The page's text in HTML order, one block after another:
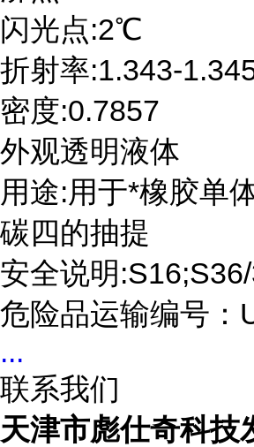
闪光点:2℃
折射率:1.343-
密度:0.7857
外观透明液体
用途:用于*橡胶单
碳四的抽提
安全说明
危险品运输编号：
...
联系我们
天津市彪仕奇科技